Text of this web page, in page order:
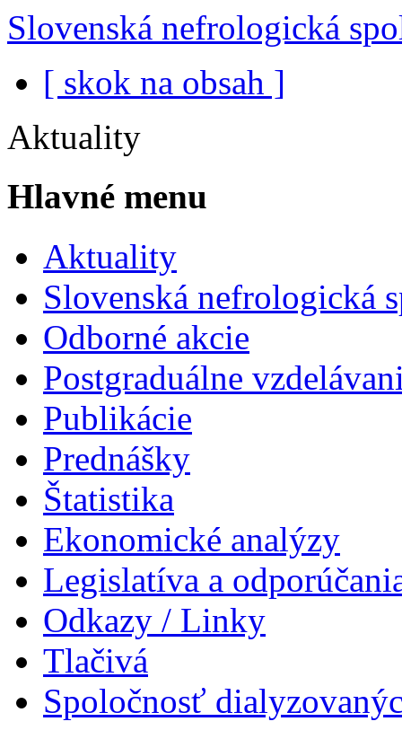
Slovenská nefrologická
[ skok na obsah ]
Aktuality
Hlavné menu
Aktuality
Slovenská nefrologická
Odborné akcie
Postgraduálne
Publikácie
Prednášky
Štatistika
Ekonomické analýzy
Legislatíva a
Odkazy / Linky
Tlačivá
Spoločnosť